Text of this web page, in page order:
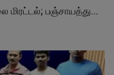
மிரட்டல்; பஞ்சாயத்து...